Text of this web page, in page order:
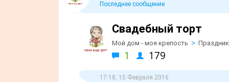
Последнее сообщение
Свадебный торт
Мой дом - моя крепость >
1 179
17:18, 15 Февраля 2016